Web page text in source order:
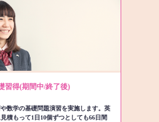
習得(期間中/終了後)
数学の基礎問題演習を実施します。英
積もって1日10個ずつとしても66日間